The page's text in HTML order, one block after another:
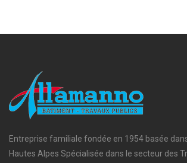
Entreprise familiale fondée en 1954 basée
Hautes Alpes Spécialisée dans le secteur des